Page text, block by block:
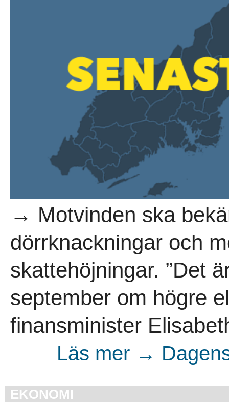
→ Motvinden ska
dörrknackningar och
skattehöjningar. ”Det
september om högre
finansminister
Läs mer →
EKONOMI